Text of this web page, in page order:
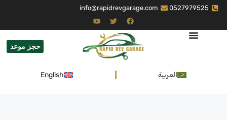
0527979525
info@rapidrevgarage.com
حجز موعد
العربية English